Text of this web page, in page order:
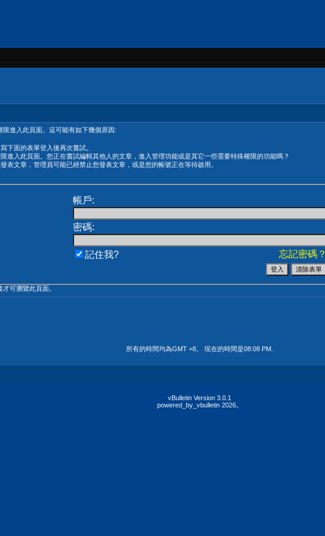
限進入此頁面。這可能有如下幾個原因:
下面的表單登入後再次嘗試。
進入此頁面。您正在嘗試編輯其他人的文章，進入管理功能或是其它一些需要特殊權限的功能嗎？
表文章，管理員可能已經禁止您發表文章，或是您的帳號正在等待啟用。
帳戶:
密碼:
忘記密碼？
記住我?
才可瀏覽此頁面。
所有的時間均為GMT +8。 現在的時間是08:08 PM
vBulletin Version 3.0.1
powered_by_vbulletin 2026。